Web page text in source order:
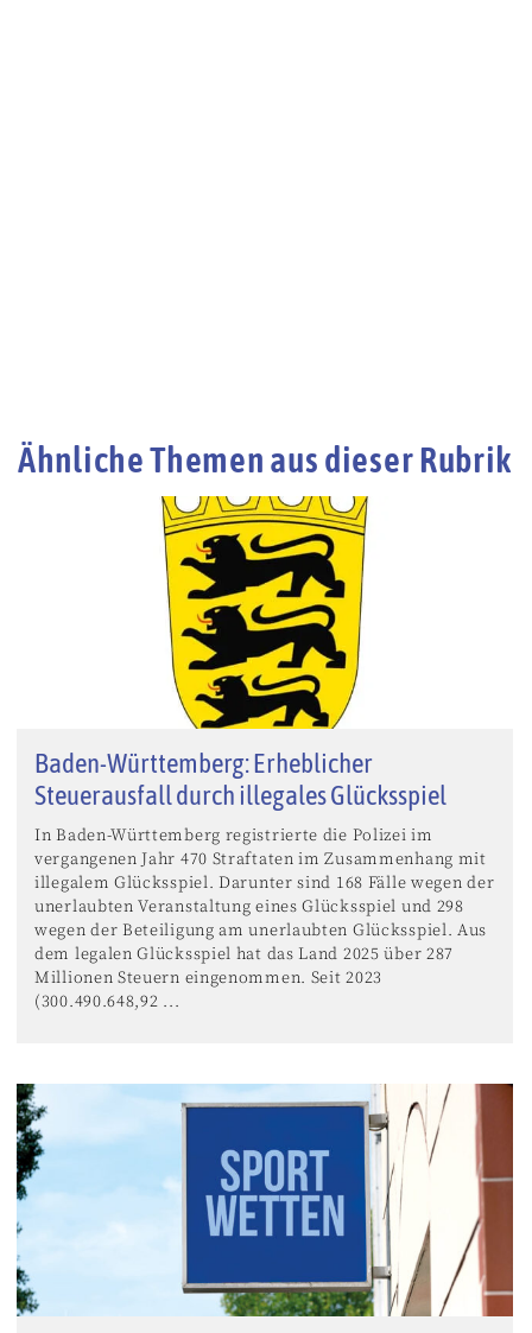
Ähnliche Themen aus dieser Rubrik
Baden-Württemberg: Erheblicher
Steuerausfall durch illegales Glücksspiel
In Baden-Württemberg registrierte die Polizei im
vergangenen Jahr 470 Straftaten im Zusammenhang mit
illegalem Glücksspiel. Darunter sind 168 Fälle wegen der
unerlaubten Veranstaltung eines Glücksspiel und 298
wegen der Beteiligung am unerlaubten Glücksspiel. Aus
dem legalen Glücksspiel hat das Land 2025 über 287
Millionen Steuern eingenommen. Seit 2023
(300.490.648,92 ...